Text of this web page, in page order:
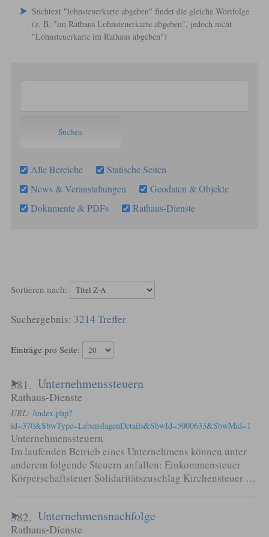
Suchtext "lohnsteuerkarte abgeben" findet die gleiche Wortfolge
(z. B. "im Rathaus Lohnsteuerkarte abgeben", jedoch nicht
"Lohnsteuerkarte im Rathaus abgeben")
Alle Bereiche
Statische Seiten
News & Veranstaltungen
Geodaten & Objekte
Dokumente & PDFs
Rathaus-Dienste
Sortieren nach:
3214 Treffer
Einträge pro Seite:
381. Unternehmenssteuern
Rathaus-Dienste
URL: /index.php?
id=370&SbwType=LebenslagenDetails&SbwId=5000633&SbwMid=1
Unternehmenssteuern
Im laufenden Betrieb eines Unternehmens können unter
anderem folgende Steuern anfallen: Einkommensteuer
Körperschaftsteuer Solidaritätszuschlag Kirchensteuer …
382. Unternehmensnachfolge
Rathaus-Dienste